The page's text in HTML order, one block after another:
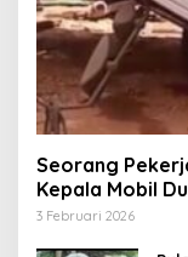
Seorang
Kepala Mobil
3 Februari 2026